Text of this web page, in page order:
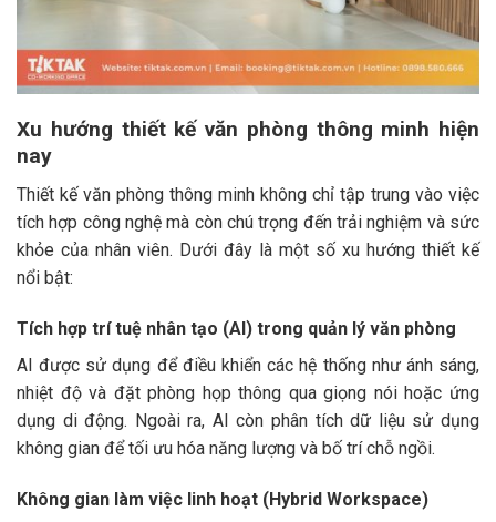
Xu hướng thiết kế văn phòng thông minh hiện
nay
Thiết kế văn phòng thông minh không chỉ tập trung vào việc
tích hợp công nghệ mà còn chú trọng đến trải nghiệm và sức
khỏe của nhân viên. Dưới đây là một số xu hướng thiết kế
nổi bật:​
Tích hợp trí tuệ nhân tạo (AI) trong quản lý văn phòng
AI được sử dụng để điều khiển các hệ thống như ánh sáng,
nhiệt độ và đặt phòng họp thông qua giọng nói hoặc ứng
dụng di động. Ngoài ra, AI còn phân tích dữ liệu sử dụng
không gian để tối ưu hóa năng lượng và bố trí chỗ ngồi.​
Không gian làm việc linh hoạt (Hybrid Workspace)